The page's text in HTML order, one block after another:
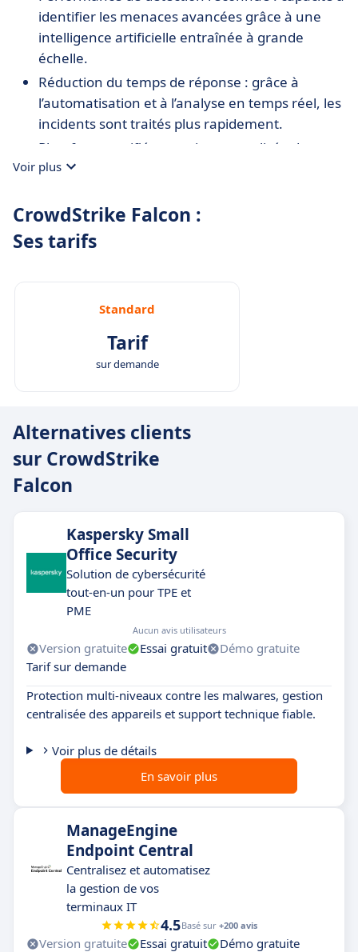
identifier les menaces avancées grâce à une
intelligence artificielle entraînée à grande
échelle.
Réduction du temps de réponse : grâce à
l’automatisation et à l’analyse en temps réel, les
incidents sont traités plus rapidement.
Plateforme unifiée : gestion centralisée des
endpoints, workloads et identités via un seul
Adapté aux environnements hybrides :
protection homogène sur site, dans le cloud et
Scalabilité éprouvée : la plateforme s’adapte
facilement aux grandes infrastructures, qu’il
Écosystème modulaire et évolutif : possibilité
d’ajouter des fonctionnalités spécifiques via des
supplémentaire.
les analystes du secteur (Gartner, Forrester) et
largement adopté par les grandes entreprises
pour sa fiabilité et son innovation constante.
Voir plus
CrowdStrike Falcon :
Ses tarifs
Standard
Tarif
sur demande
Alternatives clients
sur CrowdStrike
Falcon
Kaspersky Small
Office Security
Solution de cybersécurité
tout-en-un pour TPE et
PME
Aucun avis utilisateurs
Version gratuite Essai gratuit
Démo gratuite
Tarif sur demande
Protection multi-niveaux contre les malwares, gestion
centralisée des appareils et support technique fiable.
Voir plus de détails
En savoir plus
ManageEngine
Endpoint Central
Centralisez et automatisez
la gestion de vos
terminaux IT
4.5Basé sur +200 avis
Version gratuite Essai gratuit
Démo gratuite